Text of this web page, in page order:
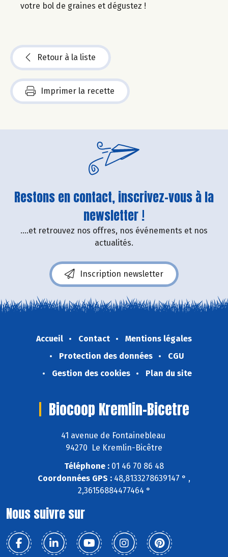
votre bol de graines et dégustez !
Retour à la liste
Imprimer la recette
Restons en contact, inscrivez-vous à la
newsletter !
....et retrouvez nos offres, nos événements et nos
actualités.
Inscription newsletter
Accueil Contact
Mentions légales
Protection des données
CGU
Gestion des cookies
Plan du site
Biocoop Kremlin-Bicetre
41 avenue de Fontainebleau
94270 Le Kremlin-Bicêtre
Téléphone : 01 46 70 86 48
Coordonnées GPS : 48,8133278639147 ° ,
2,36156884477464 °
Nous suivre sur